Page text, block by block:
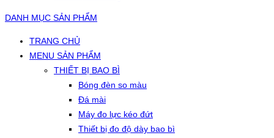
DANH MỤC SẢN PHẨM
TRANG CHỦ
MENU SẢN PHẨM
THIẾT BỊ BAO BÌ
Bóng đèn so màu
Đá mài
Máy đo lực kéo đứt
Thiết bị đo độ dày bao bì